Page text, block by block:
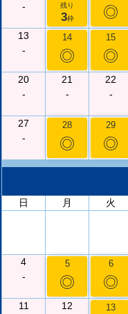
-
残り
3枠 ◎
13
-
14
◎
15
◎
20
-
21
-
22
-
27
-
28
◎
29
◎
日
月 火
4
-
5
◎
6
◎
11
12
13